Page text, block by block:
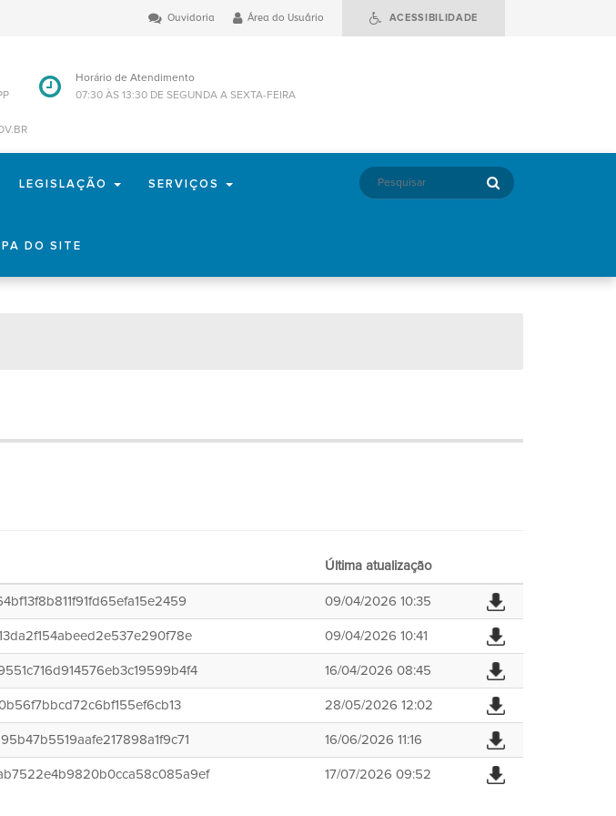
ACESSIBILIDADE
Área do Usuário
Ouvidoria
Horário de Atendimento
07:30 ÀS 13:30 DE SEGUNDA A SEXTA-FEIRA
LEGISLAÇÃO SERVIÇOS
DO SITE
Última atualização
09/04/2026 10:35
09/04/2026 10:41
16/04/2026 08:45
28/05/2026 12:02
16/06/2026 11:16
17/07/2026 09:52